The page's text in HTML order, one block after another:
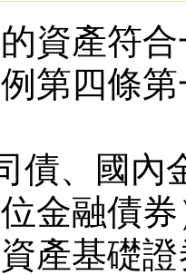
資產符
第四條
債、國內
金融債
產基礎